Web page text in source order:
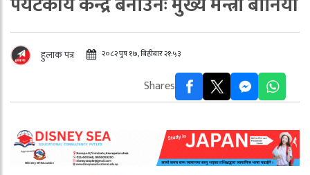
हुलाक पत्र २०८२ पुष १७, बिहीबार २१:५३
Shares